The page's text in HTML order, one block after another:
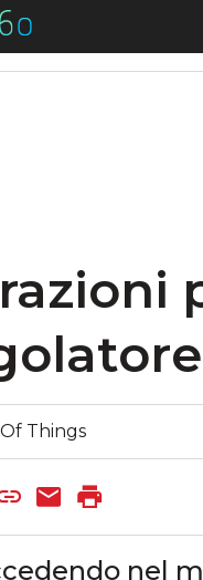
Things
nel